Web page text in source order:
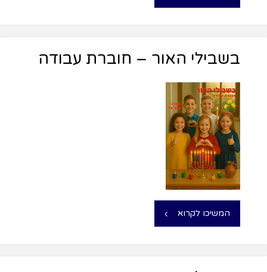
בשבילי האור – חוברת עבודה
המשיכו לקרוא